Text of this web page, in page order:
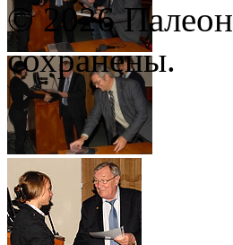
© 2026
сохранены.